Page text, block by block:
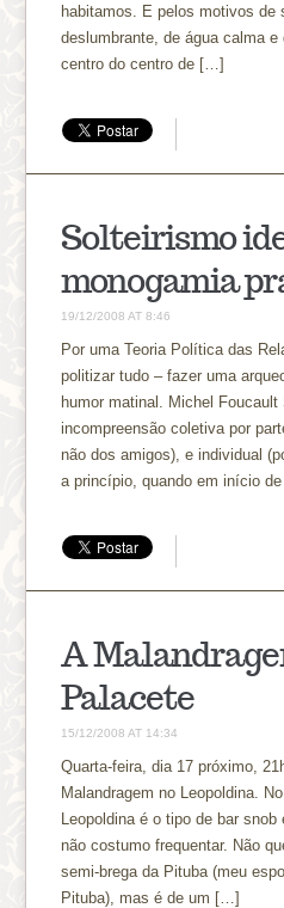
habitamos. E pelos motivos de
deslumbrante, de água calma
centro do centro de […]
Solteirismo
monogamia
19/12/2008 AT 8:46
Por uma Teoria Política das
politizar tudo – fazer uma
humor matinal. Michel Foucault
incompreensão coletiva por
não dos amigos), e individual
a princípio, quando em início
A
Palacete
15/12/2008 AT 14:34
Quarta-feira, dia 17 próximo,
Malandragem no Leopoldina.
Leopoldina é o tipo de bar
não costumo frequentar. Não
semi-brega da Pituba (meu
Pituba), mas é de um […]